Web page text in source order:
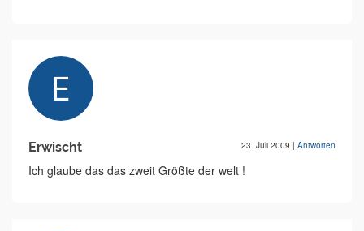
Erwischt 23. Juli 2009 | Antworten
Ich glaube das das zweit Größte der welt !